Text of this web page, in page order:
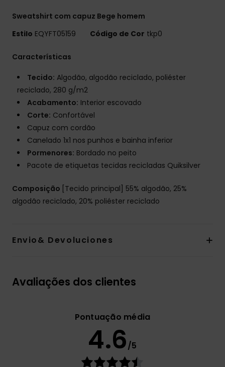
Sweatshirt com capuz Bege homem
Estilo EQYFT05159 Código de Cor tkp0
Características
Tecido: Algodão, algodão reciclado, poliéster
reciclado, 280 g/m2
Acabamento: Interior escovado
Corte: Confortável
Capuz com cordão
Canelado 1x1 nos punhos e bainha inferior
Pormenores: Bordado no peito
Pacote de etiquetas tecidas recicladas Quiksilver
Composição [Tecido principal] 55% algodão, 25%
algodão reciclado, 20% poliéster reciclado
Envio& Devoluciones
Avaliações dos clientes
Pontuação média
4.6/5